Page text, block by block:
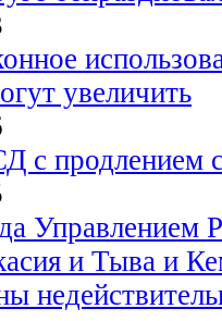
увеличить
с продлением
Управлением
и Тыва и